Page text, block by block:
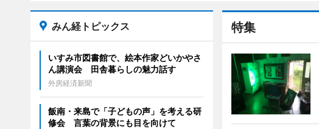
特集
みん経トピックス
いすみ市図書館で、絵本作家どいかやさ
ん講演会 田舎暮らしの魅力話す
外房経済新聞
飯南・来島で「子どもの声」を考える研
修会 言葉の背景にも目を向けて